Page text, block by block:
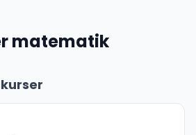
matematik